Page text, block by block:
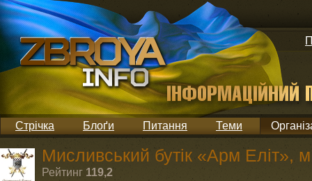
Стрічка Блоґи Питання Теми
Мисливський бутік «Арм Еліт»,
Рейтинг 119,2